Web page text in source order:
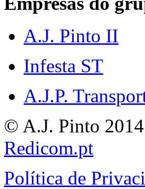
A.J. Pinto II
Infesta ST
A.J.P.
© A.J. Pinto 2014
Redicom.pt
Política de